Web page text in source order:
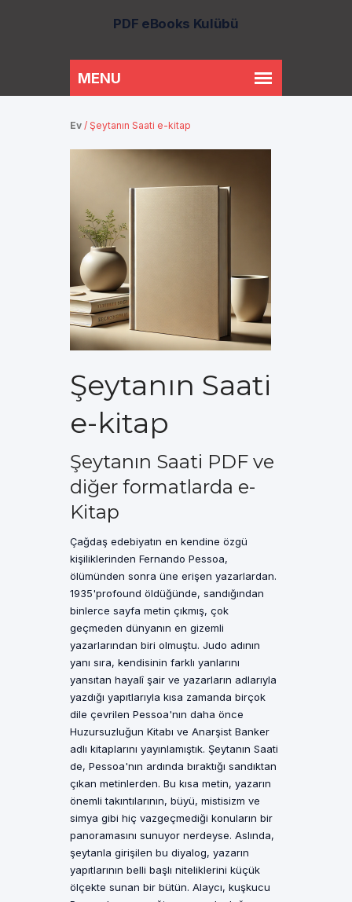
PDF eBooks Kulübü
Ev / Şeytanın Saati e-kitap
Şeytanın Saati
e-kitap
Şeytanın Saati PDF ve
diğer formatlarda e-
Kitap
Çağdaş edebiyatın en kendine özgü
kişiliklerinden Fernando Pessoa,
ölümünden sonra üne erişen yazarlardan.
1935'profound öldüğünde, sandığından
binlerce sayfa metin çıkmış, çok
geçmeden dünyanın en gizemli
yazarlarından biri olmuştu. Judo adının
yanı sıra, kendisinin farklı yanlarını
yansıtan hayalî şair ve yazarların adlarıyla
yazdığı yapıtlarıyla kısa zamanda birçok
dile çevrilen Pessoa'nın daha önce
Huzursuzluğun Kitabı ve Anarşist Banker
adlı kitaplarını yayınlamıştık. Şeytanın Saati
de, Pessoa'nın ardında bıraktığı sandıktan
çıkan metinlerden. Bu kısa metin, yazarın
önemli takıntılarının, büyü, mistisizm ve
simya gibi hiç vazgeçmediği konuların bir
panoramasını sunuyor nerdeyse. Aslında,
şeytanla girişilen bu diyalog, yazarın
yapıtlarının belli başlı niteliklerini küçük
ölçekte sunan bir bütün. Alaycı, kuşkucu